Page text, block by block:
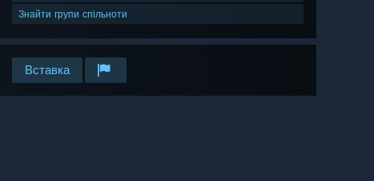
Знайти групи спільноти
Вставка